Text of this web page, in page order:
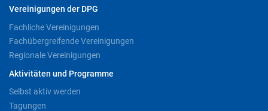
Vereinigungen der DPG
Fachliche Vereinigungen
Fachübergreifende Vereinigungen
Regionale Vereinigungen
Aktivitäten und Programme
Selbst aktiv werden
Tagungen